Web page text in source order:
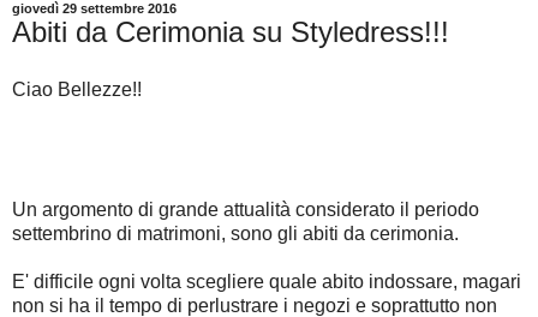
giovedì 29 settembre 2016
Abiti da Cerimonia su Styledress!!!
Ciao Bellezze!!
Un argomento di grande attualità considerato il periodo
settembrino di matrimoni, sono gli abiti da cerimonia.
E' difficile ogni volta scegliere quale abito indossare, magari
non si ha il tempo di perlustrare i negozi e soprattutto non